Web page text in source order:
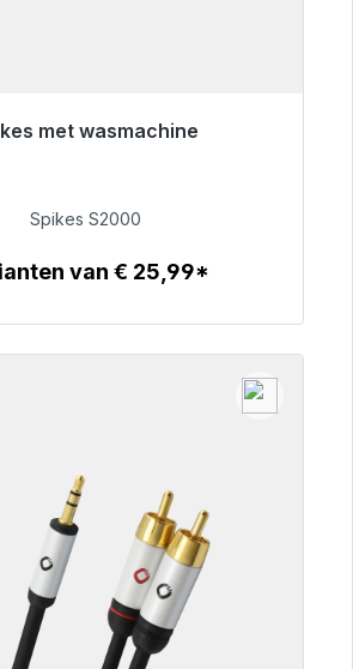
met wasmachine
onmiddellijke verzending, levertijd
€ 51,49
Spikes S2000
van € 25,99*